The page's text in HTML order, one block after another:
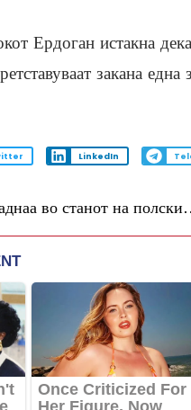
Ердоган истакна
закана
LinkedIn
Пожарникари упаднаа во